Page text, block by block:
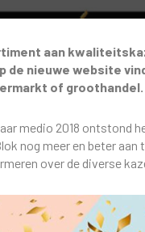
aan
de nieuwe website
of groothandel.
medio 2018 ontstond
nog meer en beter
over de diverse